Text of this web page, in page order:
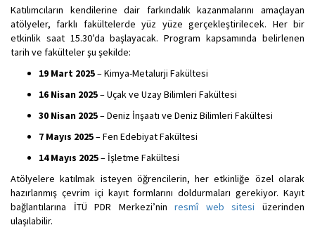
Katılımcıların kendilerine dair farkındalık kazanmalarını amaçlayan
atölyeler, farklı fakültelerde yüz yüze gerçekleştirilecek. Her bir
etkinlik saat 15.30’da başlayacak. Program kapsamında belirlenen
tarih ve fakülteler şu şekilde:
19 Mart 2025– Kimya-Metalurji Fakültesi
16 Nisan 2025– Uçak ve Uzay Bilimleri Fakültesi
30 Nisan 2025– Deniz İnşaatı ve Deniz Bilimleri Fakültesi
7 Mayıs 2025– Fen Edebiyat Fakültesi
14 Mayıs 2025– İşletme Fakültesi
Atölyelere katılmak isteyen öğrencilerin, her etkinliğe özel olarak
hazırlanmış çevrim içi kayıt formlarını doldurmaları gerekiyor. Kayıt
bağlantılarına İTÜ PDR Merkezi’ninresmî web sitesi üzerinden
ulaşılabilir.